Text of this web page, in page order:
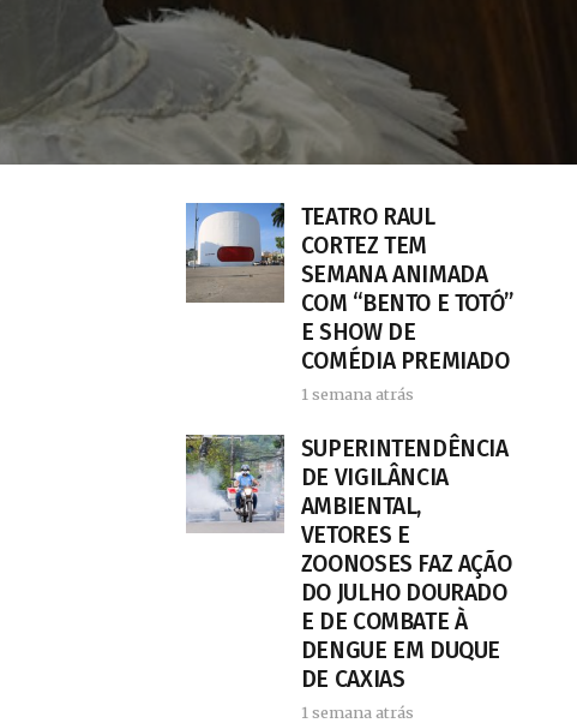
TEATRO RAUL
CORTEZ TEM
SEMANA ANIMADA
COM “BENTO E TOTÓ”
E SHOW DE
COMÉDIA PREMIADO
1 semana atrás
SUPERINTENDÊNCIA
DE VIGILÂNCIA
AMBIENTAL,
VETORES E
ZOONOSES FAZ AÇÃO
DO JULHO DOURADO
E DE COMBATE À
DENGUE EM DUQUE
DE CAXIAS
1 semana atrás